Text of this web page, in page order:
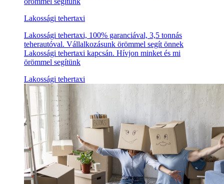
Lakossági tehertaxi
Lakossági tehertaxi, 100% garanciával, 3,5 tonnás
teherautóval. Vállalkozásunk örömmel segít önnek
Lakossági tehertaxi kapcsán. Hívjon minket és mi
örömmel segítünk
Lakossági tehertaxi